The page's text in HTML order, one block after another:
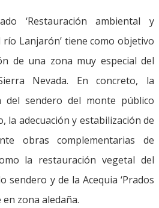
‘Restauración ambiental y
río Lanjarón’ tiene como objetivo
de una zona muy especial del
Nevada. En concreto, la
del sendero del monte público
la adecuación y estabilización de
obras complementarias de
la restauración vegetal del
sendero y de la Acequia ‘Prados
zona aledaña.